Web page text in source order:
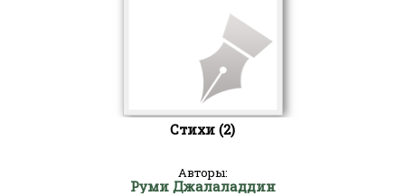
Стихи (2)
Авторы:
Руми Джалаладдин